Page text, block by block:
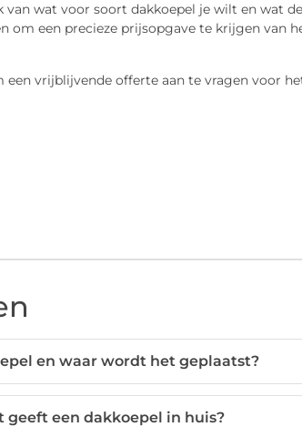
van wat voor soort dakkoepel je wilt en wat
om een precieze prijsopgave te krijgen van
vrijblijvende offerte aan te vragen voor
en waar wordt het geplaatst?
geeft een dakkoepel in huis?